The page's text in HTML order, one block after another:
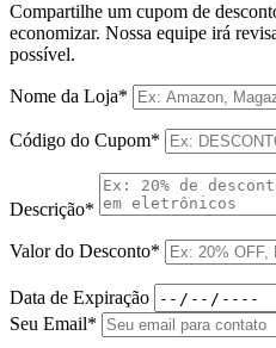
Compartilhe um cupom de
economizar. Nossa equipe irá
possível.
Nome da Loja*
Código do Cupom*
Descrição*
Valor do Desconto*
Data de Expiração
Seu Email*